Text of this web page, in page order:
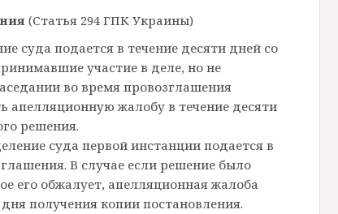
(Статья 294 ГПК Украины)
суда подается в течение десяти дней со
участие в деле, но не
во время провозглашения
апелляционную жалобу в течение десяти
решения.
суда первой инстанции подается в
В случае если решение было
его обжалует, апелляционная жалоба
получения копии постановления.